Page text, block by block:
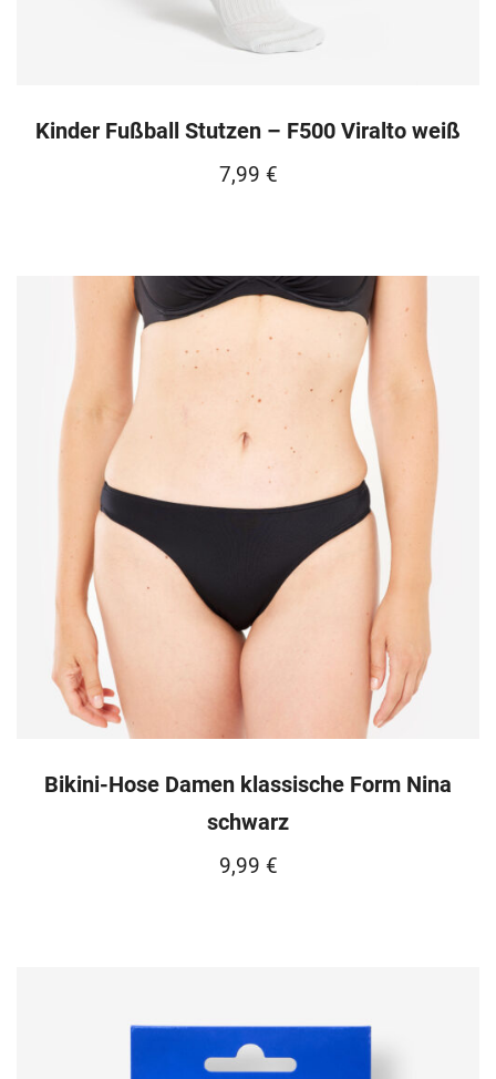
Kinder Fußball Stutzen – F500 Viralto weiß
7,99 €
Bikini-Hose Damen klassische Form Nina
schwarz
9,99 €